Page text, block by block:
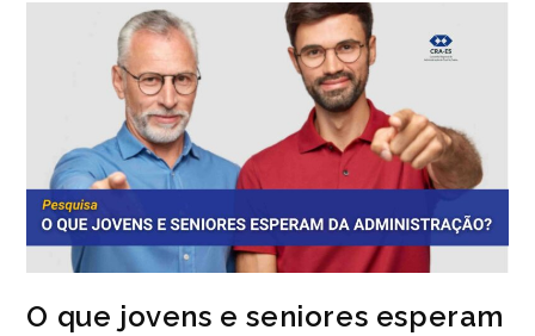
Para
Regularizar
Débitos
Votar
O que jovens e seniores esperam